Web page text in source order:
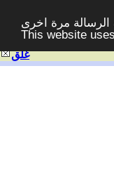
مرة اخرى -
This website
غلق